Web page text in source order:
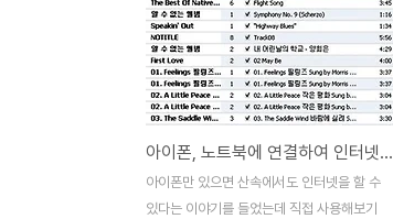
개하고 있지만, 정작 ios5로 업그레이드 하
는 과정을 자제히 알려주는 곳을 찾기는 쉽지
않더군요. 오늘은 제가 경험한 ios5 업그레
이드 경험을 정리하여 포스팅합니다. 아이폰
사용자 중에서 혼자 '업그레이드' 하는 것이
두려운 분들은 이 포스팅을 참고하시면 도움
이 될 것이라고 생각합니다. 아이폰, ios5 자
동으로 [다운로드 및 업데이트]가 안 되는
아이폰, 노트북에 연결하여 인터넷 사용
아이폰만 있으면 산속에서도 인터넷을 할 수
있다는 이야기를 들었는데 직접 사용해보기